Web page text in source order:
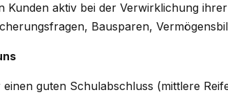
Kunden aktiv bei der Verwirklichung
Bausparen,
guten Schulabschluss (mittlere